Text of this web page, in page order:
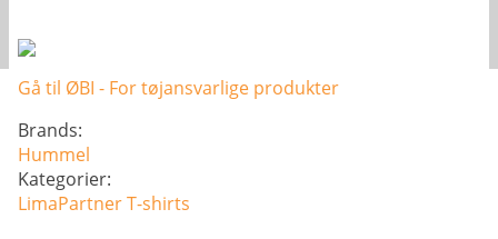
-
Herre
antal
Gå til ØBI - For tøjansvarlige produkter
Brands:
Hummel
Kategorier:
LimaPartnerT-shirts